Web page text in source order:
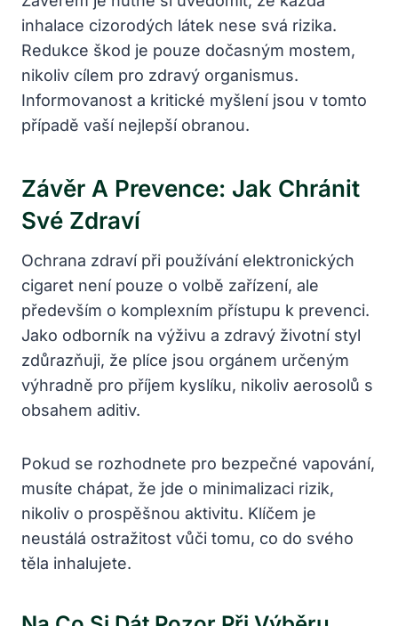
inhalace cizorodých látek nese svá rizika.
Redukce škod je pouze dočasným mostem,
nikoliv cílem pro zdravý organismus.
Informovanost a kritické myšlení jsou v tomto
případě vaší nejlepší obranou.
Závěr A Prevence: Jak Chránit
Své Zdraví
Ochrana zdraví při používání elektronických
cigaret není pouze o volbě zařízení, ale
především o komplexním přístupu k prevenci.
Jako odborník na výživu a zdravý životní styl
zdůrazňuji, že plíce jsou orgánem určeným
výhradně pro příjem kyslíku, nikoliv aerosolů s
obsahem aditiv.
Pokud se rozhodnete pro bezpečné vapování,
musíte chápat, že jde o minimalizaci rizik,
nikoliv o prospěšnou aktivitu. Klíčem je
neustálá ostražitost vůči tomu, co do svého
těla inhalujete.